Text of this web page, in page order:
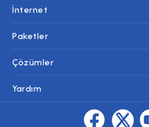
İnternet
Paketler
Çözümler
Yardım